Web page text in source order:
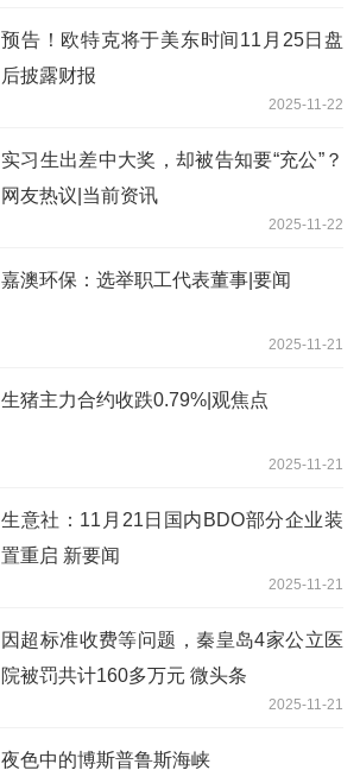
预告！欧特克将于美东时间11月25日盘
后披露财报
2025-11-22
实习生出差中大奖，却被告知要“充公”？
网友热议|当前资讯
2025-11-22
嘉澳环保：选举职工代表董事|要闻
2025-11-21
生猪主力合约收跌0.79%|观焦点
2025-11-21
生意社：11月21日国内BDO部分企业装
置重启 新要闻
2025-11-21
因超标准收费等问题，秦皇岛4家公立医
院被罚共计160多万元 微头条
2025-11-21
夜色中的博斯普鲁斯海峡